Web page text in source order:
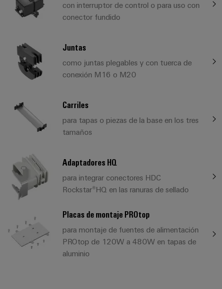
con interruptor de control o para uso con
conector fundido
Juntas
como juntas plegables y con tuerca de
conexión M16 o M20
Carriles
para tapas o piezas de la base en los tres
tamaños
Adaptadores HQ
para integrar conectores HDC
Rockstar®HQ en las ranuras de sellado
Placas de montaje PROtop
para montaje de fuentes de alimentación
PROtop de 120W a 480W en tapas de
aluminio